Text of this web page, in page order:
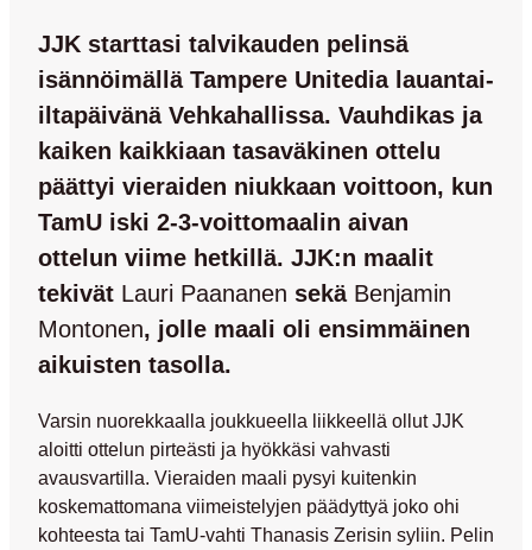
JJK starttasi talvikauden pelinsä
isännöimällä Tampere Unitedia lauantai-
iltapäivänä Vehkahallissa. Vauhdikas ja
kaiken kaikkiaan tasaväkinen ottelu
päättyi vieraiden niukkaan voittoon, kun
TamU iski 2-3-voittomaalin aivan
ottelun viime hetkillä. JJK:n maalit
tekivät Lauri Paananen sekä Benjamin
Montonen, jolle maali oli ensimmäinen
aikuisten tasolla.
Varsin nuorekkaalla joukkueella liikkeellä ollut JJK
aloitti ottelun pirteästi ja hyökkäsi vahvasti
avausvartilla. Vieraiden maali pysyi kuitenkin
koskemattomana viimeistelyjen päädyttyä joko ohi
kohteesta tai TamU-vahti Thanasis Zerisin syliin. Pelin